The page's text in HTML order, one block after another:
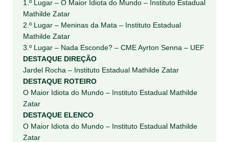
1.º Lugar – O Maior Idiota do Mundo – Instituto Estadual
Mathilde Zatar
2.º Lugar – Meninas da Mata – Instituto Estadual
Mathilde Zatar
3.º Lugar – Nada Esconde? – CME Ayrton Senna – UEF
DESTAQUE DIREÇÃO
Jardel Rocha – Instituto Estadual Mathilde Zatar
DESTAQUE ROTEIRO
O Maior Idiota do Mundo – Instituto Estadual Mathilde
Zatar
DESTAQUE ELENCO
O Maior Idiota do Mundo – Instituto Estadual Mathilde
Zatar